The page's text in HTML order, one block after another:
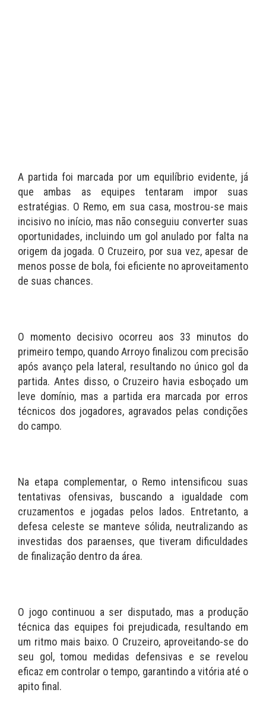
A partida foi marcada por um equilíbrio evidente, já
que ambas as equipes tentaram impor suas
estratégias. O Remo, em sua casa, mostrou-se mais
incisivo no início, mas não conseguiu converter suas
oportunidades, incluindo um gol anulado por falta na
origem da jogada. O Cruzeiro, por sua vez, apesar de
menos posse de bola, foi eficiente no aproveitamento
de suas chances.
O momento decisivo ocorreu aos 33 minutos do
primeiro tempo, quando Arroyo finalizou com precisão
após avanço pela lateral, resultando no único gol da
partida. Antes disso, o Cruzeiro havia esboçado um
leve domínio, mas a partida era marcada por erros
técnicos dos jogadores, agravados pelas condições
do campo.
Na etapa complementar, o Remo intensificou suas
tentativas ofensivas, buscando a igualdade com
cruzamentos e jogadas pelos lados. Entretanto, a
defesa celeste se manteve sólida, neutralizando as
investidas dos paraenses, que tiveram dificuldades
de finalização dentro da área.
O jogo continuou a ser disputado, mas a produção
técnica das equipes foi prejudicada, resultando em
um ritmo mais baixo. O Cruzeiro, aproveitando-se do
seu gol, tomou medidas defensivas e se revelou
eficaz em controlar o tempo, garantindo a vitória até o
apito final.